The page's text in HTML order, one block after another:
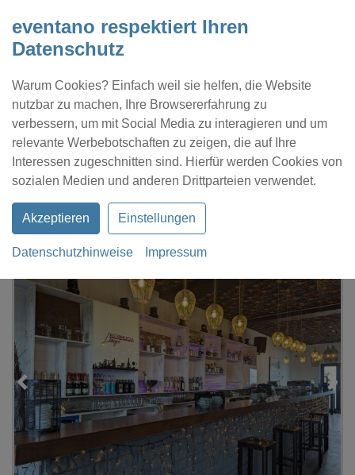
eventano respektiert Ihren
Datenschutz
Warum Cookies? Einfach weil sie helfen, die Website
nutzbar zu machen, Ihre Browsererfahrung zu
verbessern, um mit Social Media zu interagieren und um
relevante Werbebotschaften zu zeigen, die auf Ihre
Interessen zugeschnitten sind. Hierfür werden Cookies von
sozialen Medien und anderen Drittparteien verwendet.
Akzeptieren Einstellungen
Datenschutzhinweise Impressum
Kontakt Location eintragen Profil
Bermuda Lounge